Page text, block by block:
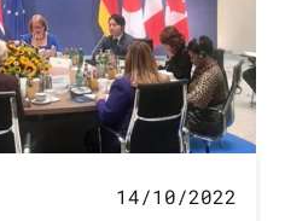
14/10/2022